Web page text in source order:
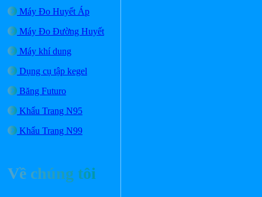
Máy Đo Huyết Áp
Máy Đo Đường Huyết
Máy khí dung
Dụng cụ tập kegel
Băng Futuro
Khẩu Trang N95
Khẩu Trang N99
Về chúng tôi